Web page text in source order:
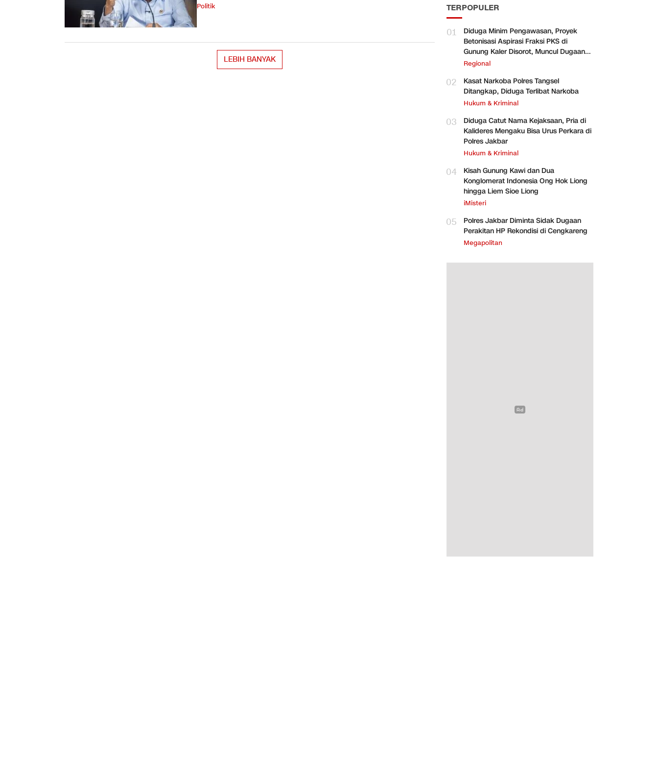
Politik
LEBIH BANYAK
TERPOPULER
01
Diduga Minim Pengawasan, Proyek
Betonisasi Aspirasi Fraksi PKS di
Gunung Kaler Disorot, Muncul Dugaan
Pengurangan Volume
Regional
02
Kasat Narkoba Polres Tangsel
Ditangkap, Diduga Terlibat Narkoba
Hukum & Kriminal
03
Diduga Catut Nama Kejaksaan, Pria di
Kalideres Mengaku Bisa Urus Perkara di
Polres Jakbar
Hukum & Kriminal
04
Kisah Gunung Kawi dan Dua
Konglomerat Indonesia Ong Hok Liong
hingga Liem Sioe Liong
iMisteri
05
Polres Jakbar Diminta Sidak Dugaan
Perakitan HP Rekondisi di Cengkareng
Megapolitan